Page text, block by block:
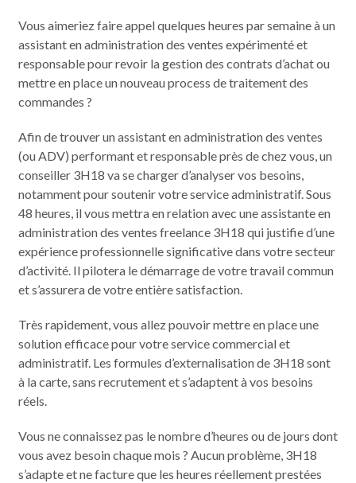
Vous aimeriez faire appel quelques heures par semaine à un
assistant en administration des ventes expérimenté et
responsable pour revoir la gestion des contrats d’achat ou
mettre en place un nouveau process de traitement des
commandes ?
Afin de trouver un assistant en administration des ventes
(ou ADV) performant et responsable près de chez vous, un
conseiller 3H18 va se charger d’analyser vos besoins,
notamment pour soutenir votre service administratif. Sous
48 heures, il vous mettra en relation avec une assistante en
administration des ventes freelance 3H18 qui justifie d’une
expérience professionnelle significative dans votre secteur
d’activité. Il pilotera le démarrage de votre travail commun
et s’assurera de votre entière satisfaction.
Très rapidement, vous allez pouvoir mettre en place une
solution efficace pour votre service commercial et
administratif. Les formules d’externalisation de 3H18 sont
à la carte, sans recrutement et s’adaptent à vos besoins
réels.
Vous ne connaissez pas le nombre d’heures ou de jours dont
vous avez besoin chaque mois ? Aucun problème, 3H18
s’adapte et ne facture que les heures réellement prestées